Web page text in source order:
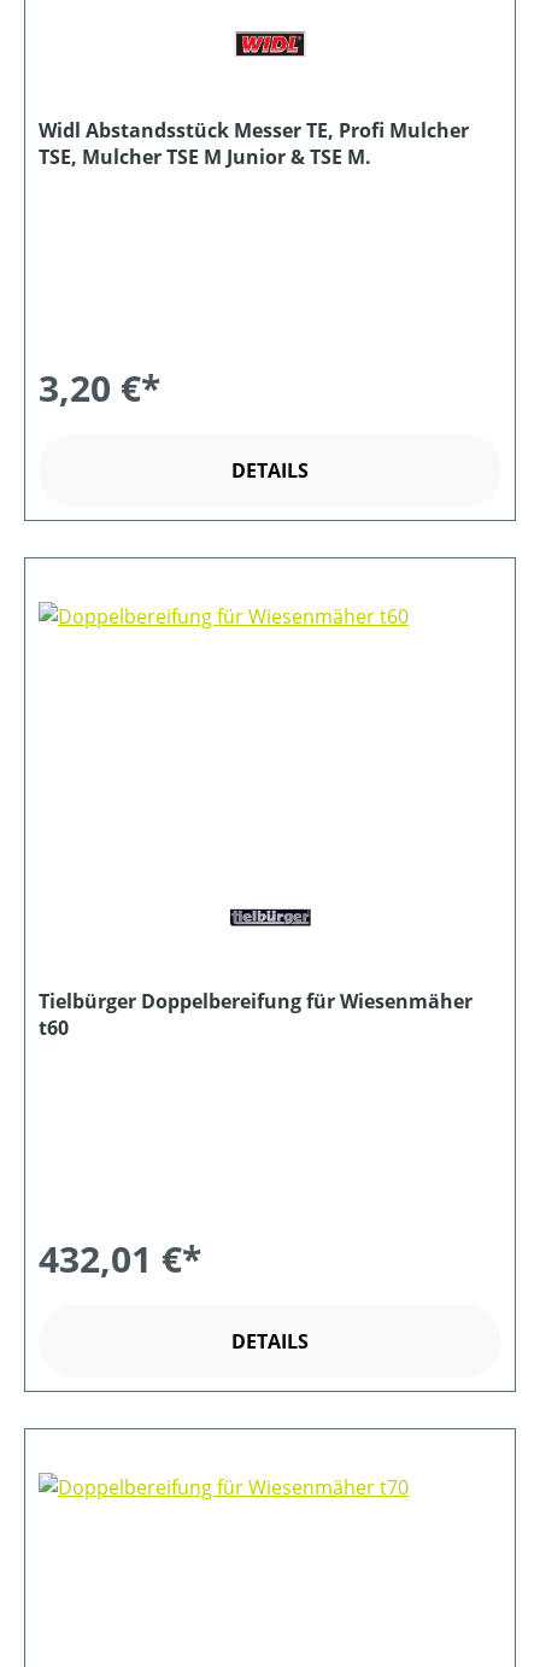
Widl Abstandsstück Messer TE, Profi Mulcher
TSE, Mulcher TSE M Junior & TSE M.
3,20 €*
DETAILS
Tielbürger Doppelbereifung für Wiesenmäher
t60
432,01 €*
DETAILS